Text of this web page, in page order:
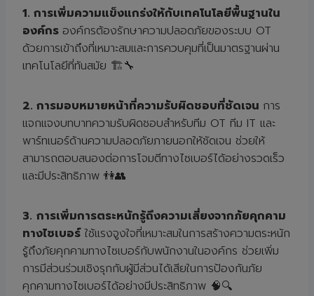
1. การเพิ่มความแข็งแกร่งให้กับเทคโนโลยีพื้นฐานใน
องค์กร องค์กรต้องรักษาความปลอดภัยของระบบ OT
ด้วยการเข้าถึงที่เหมาะสมและการควบคุมที่เป็นมาตรฐานผ่าน
เทคโนโลยีที่ทันสมัย 🏗️🔧
2. การมอบหมายหน้าที่ความรับผิดชอบที่ชัดเจน การ
แจกแจงบทบาทความรับผิดชอบสำหรับทีม OT ทีม IT และ
พาร์ทเนอร์ด้านความปลอดภัยภายนอกให้ชัดเจน ช่วยให้
สามารถตอบสนองต่อการโจมตีทางไซเบอร์ได้อย่างรวดเร็ว
และมีประสิทธิภาพ 👫👥
3. การเพิ่มการตระหนักรู้ถึงความเสี่ยงจากภัยคุกคาม
ทางไซเบอร์ใช้แรงจูงใจที่เหมาะสมในการสร้างความตระหนัก
รู้ถึงภัยคุกคามทางไซเบอร์กับพนักงานในองค์กร ช่วยเพิ่ม
การมีส่วนร่วมเชิงรุกกับผู้มีส่วนได้เสียในการป้องกันภัย
คุกคามทางไซเบอร์ได้อย่างมีประสิทธิภาพ 🧠🔍